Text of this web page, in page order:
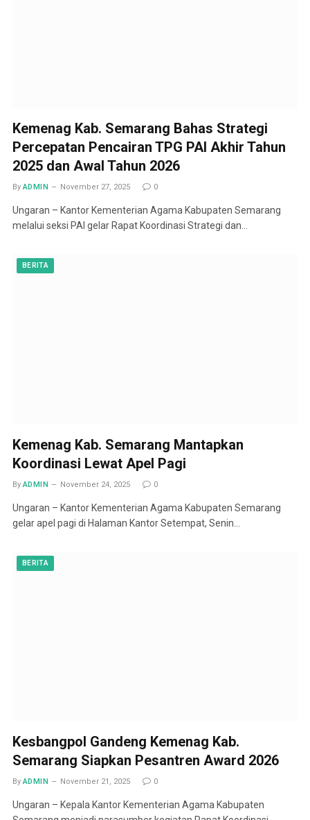
Kemenag Kab. Semarang Bahas Strategi
Percepatan Pencairan TPG PAI Akhir Tahun
2025 dan Awal Tahun 2026
By ADMIN November 27, 2025 0
Ungaran – Kantor Kementerian Agama Kabupaten Semarang
melalui seksi PAI gelar Rapat Koordinasi Strategi dan…
BERITA
Kemenag Kab. Semarang Mantapkan
Koordinasi Lewat Apel Pagi
By ADMIN November 24, 2025 0
Ungaran – Kantor Kementerian Agama Kabupaten Semarang
gelar apel pagi di Halaman Kantor Setempat, Senin…
BERITA
Kesbangpol Gandeng Kemenag Kab.
Semarang Siapkan Pesantren Award 2026
By ADMIN November 21, 2025 0
Ungaran – Kepala Kantor Kementerian Agama Kabupaten